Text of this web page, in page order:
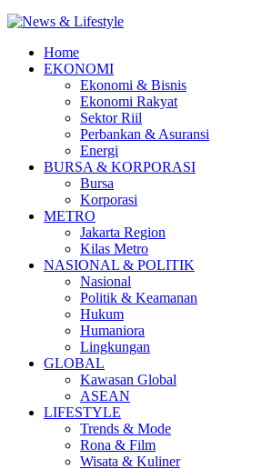
Home
EKONOMI
Ekonomi & Bisnis
Ekonomi Rakyat
Sektor Riil
Perbankan & Asuransi
Energi
BURSA & KORPORASI
Bursa
Korporasi
METRO
Jakarta Region
Kilas Metro
NASIONAL & POLITIK
Nasional
Politik & Keamanan
Hukum
Humaniora
Lingkungan
GLOBAL
Kawasan Global
ASEAN
LIFESTYLE
Trends & Mode
Rona & Film
Wisata & Kuliner